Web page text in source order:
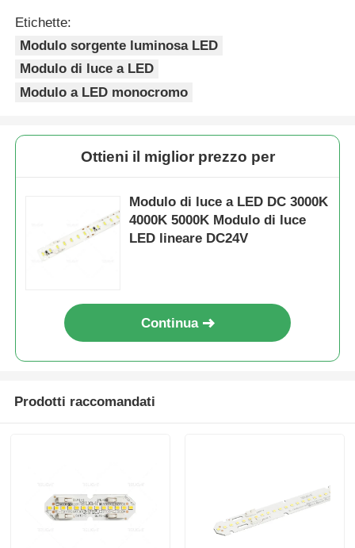
Etichette:
Modulo sorgente luminosa LED
Modulo di luce a LED
Modulo a LED monocromo
Ottieni il miglior prezzo per
Modulo di luce a LED DC 3000K
4000K 5000K Modulo di luce
LED lineare DC24V
Continua
Prodotti raccomandati